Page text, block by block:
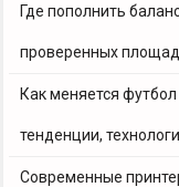
Где пополнить
проверенных
Как меняется
тенденции,
Современные